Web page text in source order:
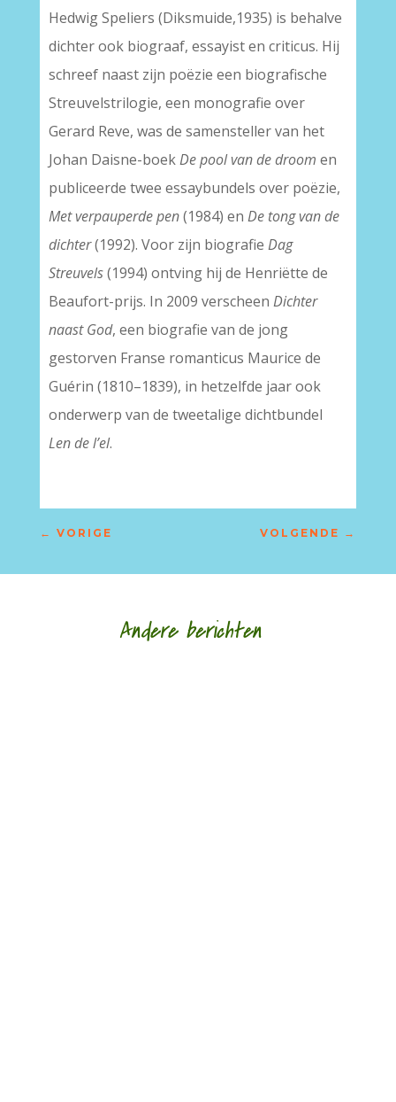
Hedwig Speliers (Diksmuide,1935) is behalve
dichter ook biograaf, essayist en criticus. Hij
schreef naast zijn poëzie een biografische
Streuvelstrilogie, een monografie over
Gerard Reve, was de samensteller van het
Johan Daisne-boekDe pool van de droom en
publiceerde twee essaybundels over poëzie,
Met verpauperde pen(1984) en De tong van de
dichter(1992). Voor zijn biografie Dag
Streuvels(1994) ontving hij de Henriëtte de
Beaufort-prijs. In 2009 verscheen Dichter
naast God, een biografie van de jong
gestorven Franse romanticus Maurice de
Guérin (1810–1839), in hetzelfde jaar ook
onderwerp van de tweetalige dichtbundel
Len de l’el.
← VORIGE VOLGENDE →
Andere berichten